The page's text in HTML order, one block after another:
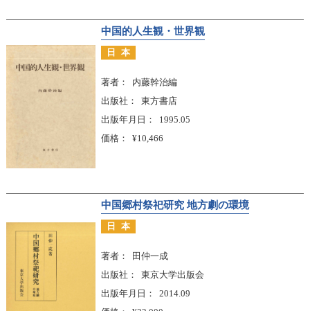
中国的人生観・世界観
日本
著者
内藤幹治編
出版社
東方書店
出版年月日
1995.05
価格
¥10,466
中国郷村祭祀研究 地方劇の環境
日本
著者
田仲一成
出版社
東京大学出版会
出版年月日
2014.09